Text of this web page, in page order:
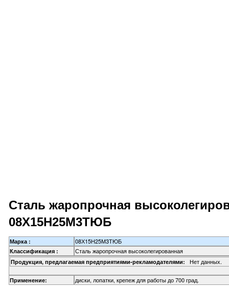
Сталь жаропрочная
08Х15Н25М3ТЮБ
Марка : 08Х15Н25М3ТЮБ
Классификация : Сталь жаропрочная высоколегированная
Продукция, предлагаемая предприятиями-рекламодателями: Нет данных.
Применение: диски, лопатки, крепеж для работы до 700 град.